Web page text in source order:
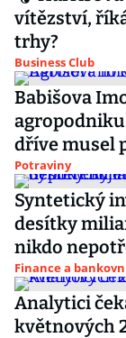
vítězství,
trhy?
Business Club
Babišova
dříve musel
Potraviny
Syntetický
desítky
nikdo
Finance a
Analytici
květnových